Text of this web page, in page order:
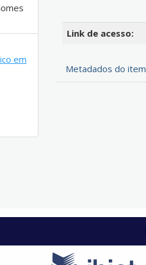
Link de acesso:
Metadados do item
em